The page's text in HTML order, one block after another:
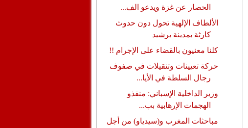
الحصار عن غزة ويدعو الف...
الألطاف الإلهية تحول دون حدوث
كارثة بمدينة برشيد
كلنا معنيون بالقضاء على الإجرام !!
حركة تعيينات وتنقيلات في صفوف
رجال السلطة في الأيا...
وزير الداخلية الإسباني: منفذو
الهجمات الإرهابية بب...
مباحثات المغرب و(سيدياو) من أجل